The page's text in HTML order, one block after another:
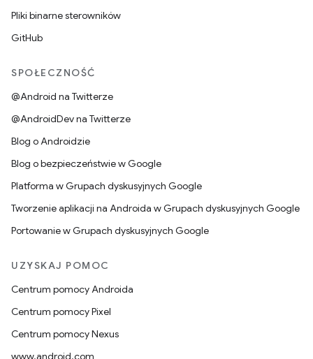
Pliki binarne sterowników
GitHub
SPOŁECZNOŚĆ
@Android na Twitterze
@AndroidDev na Twitterze
Blog o Androidzie
Blog o bezpieczeństwie w Google
Platforma w Grupach dyskusyjnych Google
Tworzenie aplikacji na Androida w Grupach dyskusyjnych Google
Portowanie w Grupach dyskusyjnych Google
UZYSKAJ POMOC
Centrum pomocy Androida
Centrum pomocy Pixel
Centrum pomocy Nexus
www.android.com